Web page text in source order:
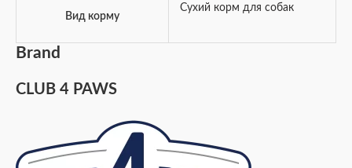
Вид корму
Сухий корм для собак
Brand
CLUB 4 PAWS